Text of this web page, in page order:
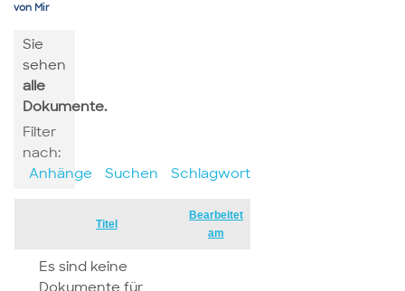
von Mir
Sie
sehen
alle
Dokumente.
Filter
nach:
Anhänge
Suchen Schlagwort
Titel
Bearbeitet
am
Es sind keine